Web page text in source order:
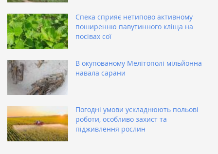
Спека сприяє нетипово активному
поширенню павутинного кліща на
посівах сої
В окупованому Мелітополі мільйонна
навала сарани
Погодні умови ускладнюють польові
роботи, особливо захист та
підживлення рослин